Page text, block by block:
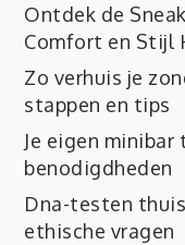
Ontdek de
Comfort en Stijl
Zo verhuis je
stappen en tips
Je eigen
benodigdheden
Dna-testen
ethische vragen